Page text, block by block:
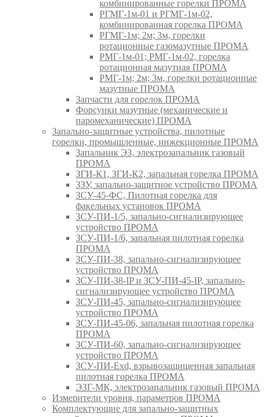
комбинированные горелки ПРОМА
РГМГ-1м-01 и РГМГ-1м-02,
комбинированная горелка ПРОМА
РГМГ-1м; 2м; 3м, горелки
ротационные газомазутные ПРОМА
РМГ-1м-01; РМГ-1м-02, горелка
ротационная мазутная ПРОМА
РМГ-1м; 2м; 3м, горелки ротационные
мазутные ПРОМА
Запчасти для горелок ПРОМА
Форсунки мазутные (механические и
паромеханические) ПРОМА
Запально-защитные устройства, пилотные
горелки, промышленные, инжекционные ПРОМА
Запальник ЭЗ, электрозапальник газовый
ПРОМА
ЗГИ-К1, ЗГИ-К2, запальная горелка ПРОМА
ЗЗУ, запально-защитное устройство ПРОМА
ЗСУ-45-ФС, Пилотная горелка для
факельных установок ПРОМА
ЗСУ-ПИ-1/5, запально-сигнализирующее
устройство ПРОМА
ЗСУ-ПИ-1/6, запальная пилотная горелка
ПРОМА
ЗСУ-ПИ-38, запально-сигнализирующее
устройство ПРОМА
ЗСУ-ПИ-38-IP и ЗСУ-ПИ-45-IP, запально-
сигнализирующее устройство ПРОМА
ЗСУ-ПИ-45, запально-сигнализирующее
устройство ПРОМА
ЗСУ-ПИ-45-06, запальная пилотная горелка
ПРОМА
ЗСУ-ПИ-60, запально-сигнализирующее
устройство ПРОМА
ЗСУ-ПИ-Exd, взрывозащищенная запальная
пилотная горелка ПРОМА
ЭЗГ-МК, электрозапальник газовый ПРОМА
Измерители уровня, параметров ПРОМА
Комплектующие для запально-защитных